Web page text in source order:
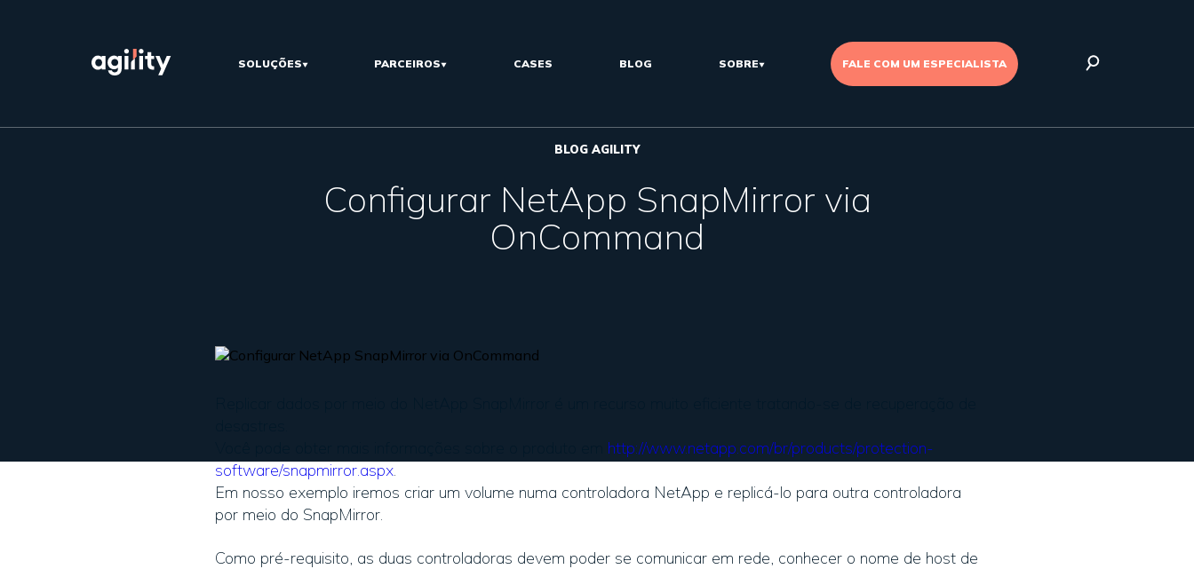
SOLUÇÕES PARCEIROS CASES BLOG SOBRE FALE COM UM ESPECIALISTA
BLOG AGILITY
Configurar NetApp SnapMirror via
OnCommand
http://www.netapp.com/br/products/protection-
software/snapmirror.aspx.
Em nosso exemplo iremos criar um volume numa controladora NetApp e replicá-lo para outra controladora
por meio do SnapMirror.
Como pré-requisito, as duas controladoras devem poder se comunicar em rede, conhecer o nome de host de